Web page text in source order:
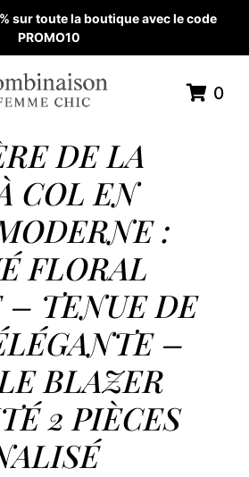
sur toute la boutique avec le code
PROMO10
0
DE LA
COL EN
:
FLORAL
– TENUE DE
–
BLAZER
2 PIÈCES